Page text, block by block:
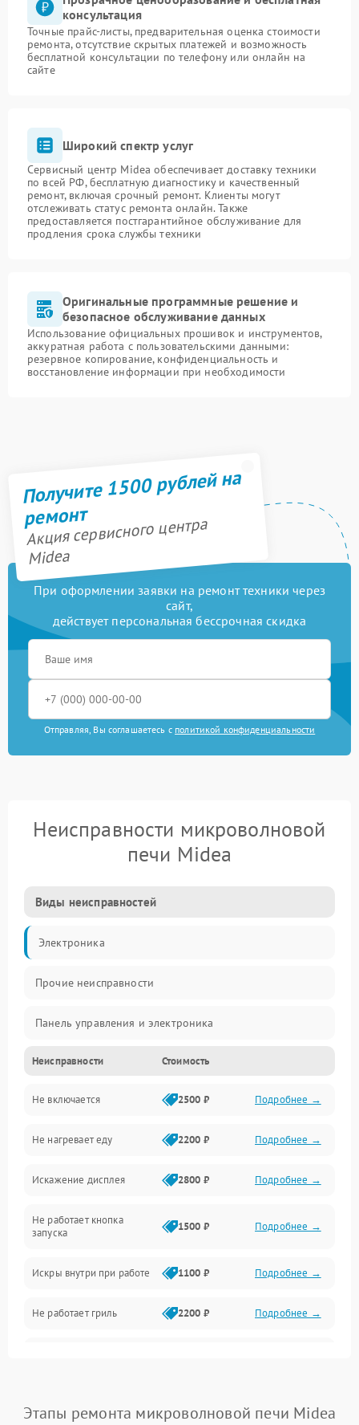
консультация
Точные прайс-листы, предварительная оценка стоимости
ремонта, отсутствие скрытых платежей и возможность
бесплатной консультации по телефону или онлайн на
сайте
Широкий спектр услуг
Сервисный центр Midea обеспечивает доставку техники
по всей РФ, бесплатную диагностику и качественный
ремонт, включая срочный ремонт. Клиенты могут
отслеживать статус ремонта онлайн. Также
предоставляется постгарантийное обслуживание для
продления срока службы техники
Оригинальные программные решение и
безопасное обслуживание данных
Использование официальных прошивок и инструментов,
аккуратная работа с пользовательскими данными:
резервное копирование, конфиденциальность и
восстановление информации при необходимости
Получите 1500 рублей на
ремонт
Акция сервисного центра
Midea
При оформлении заявки на ремонт техники через
сайт,
действует персональная бессрочная скидка
Отправляя, Вы соглашаетесь с политикой конфиденциальности
Неисправности микроволновой
печи Midea
Виды неисправностей
Электроника
Прочие неисправности
Панель управления и электроника
Дверца и корпус
Механика и внутренние элементы
Механические повреждения
Питание и запуск
Нагрев и приготовление
Программное обеспечение
Неисправности Стоимость
Не включается 2500 ₽ Подробнее →
Не нагревает еду 2200 ₽ Подробнее →
Искажение дисплея 2800 ₽ Подробнее →
Не работает кнопка
запуска
1500 ₽ Подробнее →
Искры внутри при работе 1100 ₽ Подробнее →
Не работает гриль 2200 ₽ Подробнее →
Подробнее →
Этапы ремонта микроволновой печи Midea